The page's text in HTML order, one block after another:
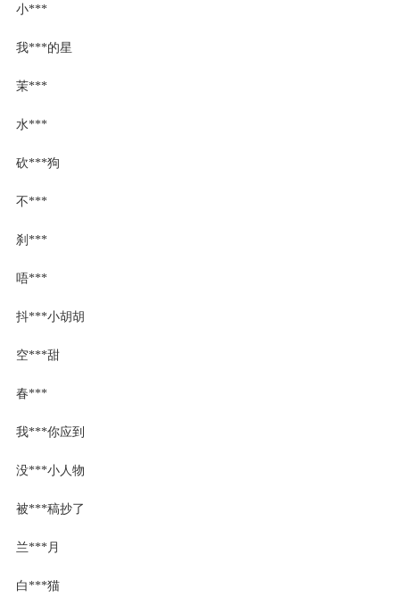
小***
我***的星
茉***
水***
砍***狗
不***
刹***
唔***
抖***小胡胡
空***甜
春***
我***你应到
没***小人物
被***稿抄了
兰***月
白***猫